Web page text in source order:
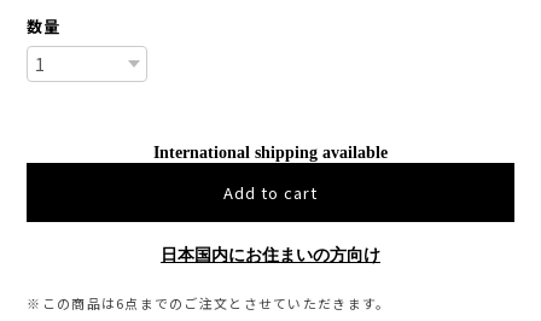
数量
International shipping available
Add to cart
日本国内にお住まいの方向け
※この商品は6点までのご注文とさせていただきます。